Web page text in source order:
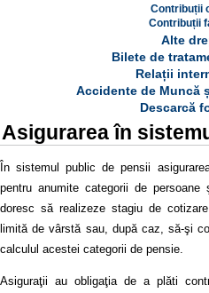
Contribuții
Contribuții
Alte
Bilete de
Relații
Accidente de Muncă
Descarcă
Asigurarea în
În sistemul public de pensii
pentru anumite categorii de persoane
doresc să realizeze stagiu de
limită de vârstă sau, după caz, să-şi
calculul acestei categorii de pensie.
Asiguraţii au obligaţia de a plăti